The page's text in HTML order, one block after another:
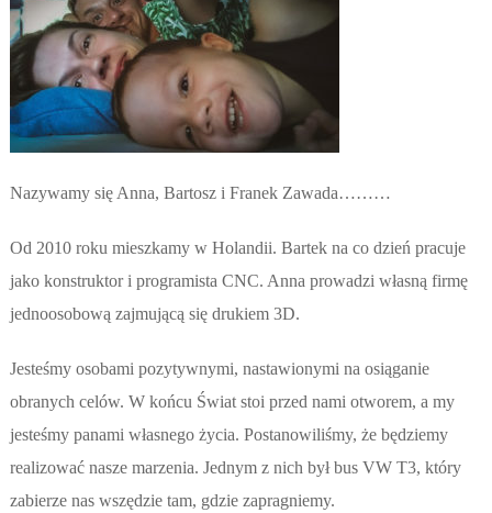
Nazywamy się Anna, Bartosz i Franek Zawada………
Od 2010 roku mieszkamy w Holandii. Bartek na co dzień pracuje
jako konstruktor i programista CNC. Anna prowadzi własną firmę
jednoosobową zajmującą się drukiem 3D.
Jesteśmy osobami pozytywnymi, nastawionymi na osiąganie
obranych celów. W końcu Świat stoi przed nami otworem, a my
jesteśmy panami własnego życia. Postanowiliśmy, że będziemy
realizować nasze marzenia. Jednym z nich był bus VW T3, który
zabierze nas wszędzie tam, gdzie zapragniemy.